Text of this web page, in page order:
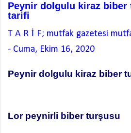
Peynir dolgulu kiraz biber
tarifi
T A R İ F; mutfak gazetesi
- Cuma, Ekim 16, 2020
Peynir dolgulu kiraz biber
Lor peynirli biber turşusu